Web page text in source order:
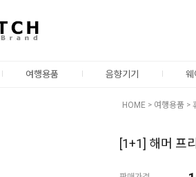
여행용품 음향기기 웨
HOME > 여행용품 >
[1+1] 해머 프